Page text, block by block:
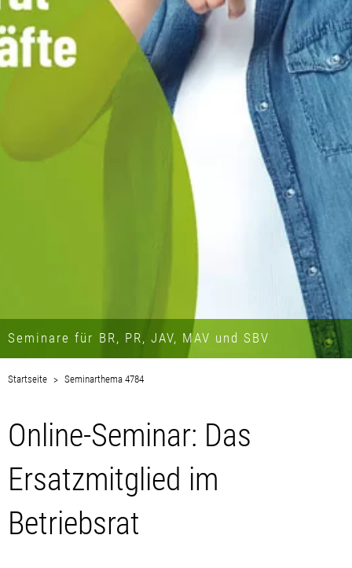
Seminare für BR, PR, JAV, MAV und SBV
Startseite Seminarthema 4784
Online-Seminar: Das
Ersatzmitglied im
Betriebsrat